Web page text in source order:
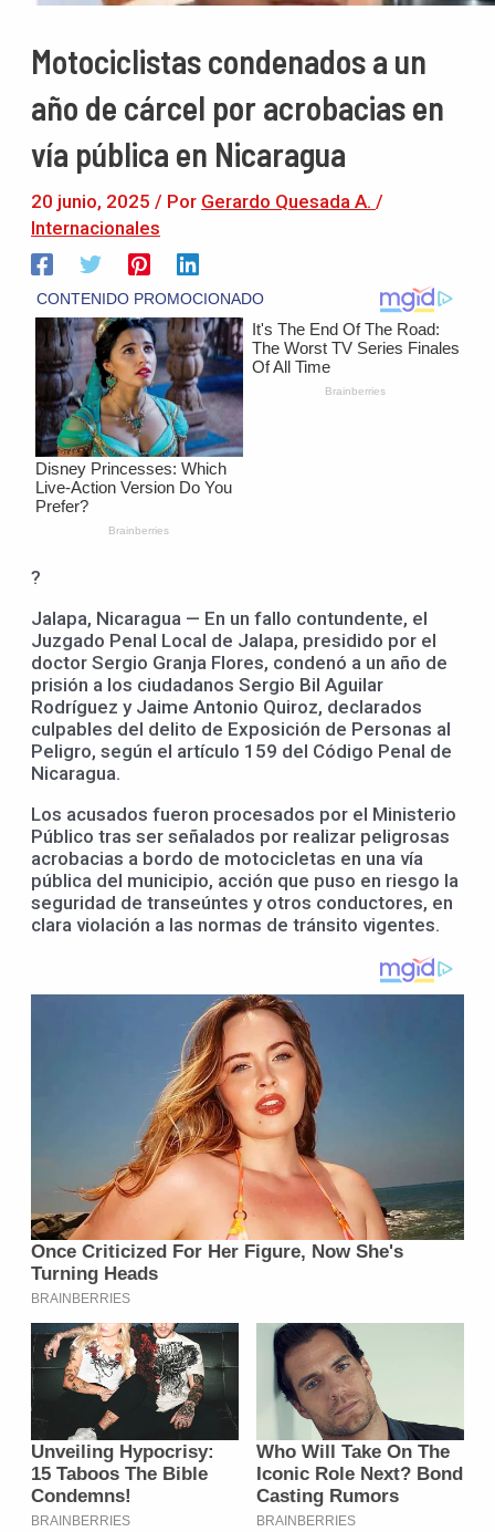
Motociclistas condenados a un
año de cárcel por acrobacias en
vía pública en Nicaragua
20 junio, 2025 / Por Gerardo Quesada A. /
Internacionales
?
Jalapa, Nicaragua — En un fallo contundente, el
Juzgado Penal Local de Jalapa, presidido por el
doctor Sergio Granja Flores, condenó a un año de
prisión a los ciudadanos Sergio Bil Aguilar
Rodríguez y Jaime Antonio Quiroz, declarados
culpables del delito de Exposición de Personas al
Peligro, según el artículo 159 del Código Penal de
Nicaragua.
Los acusados fueron procesados por el Ministerio
Público tras ser señalados por realizar peligrosas
acrobacias a bordo de motocicletas en una vía
pública del municipio, acción que puso en riesgo la
seguridad de transeúntes y otros conductores, en
clara violación a las normas de tránsito vigentes.